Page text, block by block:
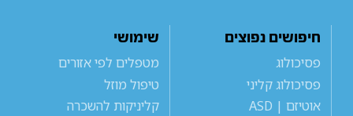
חיפושים נפוצים
פסיכולוג
פסיכולוג קליני
אוטיזם | ASD
שימושי
מטפלים לפי אזורים
טיפול מוזל
קליניקות להשכרה